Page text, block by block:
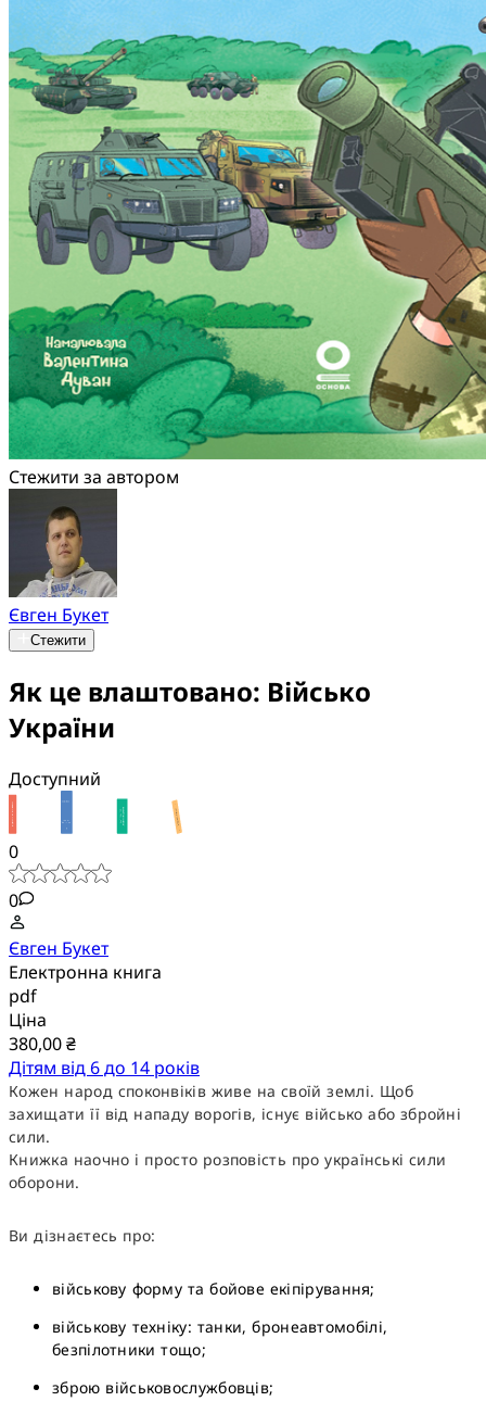
Стежити за автором
Євген Букет
Стежити
Як це влаштовано: Військо
України
Доступний
0
0
Євген Букет
Електронна книга
pdf
Ціна
380,00 ₴
Дітям від 6 до 14 років
Кожен народ споконвіків живе на своїй землі. Щоб
захищати її від нападу ворогів, існує військо або збройні
сили.
Книжка наочно і просто розповість про українські сили
оборони.
Ви дізнаєтесь про:
військову форму та бойове екіпірування;
військову техніку: танки, бронеавтомобілі,
безпілотники тощо;
зброю військовослужбовців;